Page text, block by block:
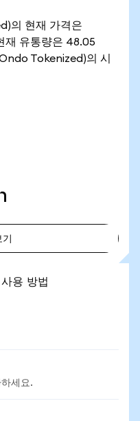
의 현재 가격은
재 유통량은 48.05
Tokenized)의 시
용 방법
세요.